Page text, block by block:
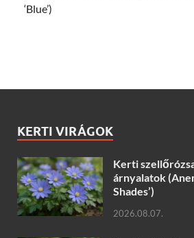
‘Blue’)
KERTI VIRÁGOK
Kerti
árnyalatok
Shades’)
2026.08.07.